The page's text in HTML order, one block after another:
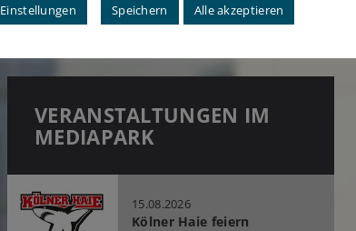
Platz im MediaPark mieten
VERANSTALTUNGEN IM
MEDIAPARK
15.08.2026
Kölner Haie feiern
Einstellungen Speichern Alle akzeptieren